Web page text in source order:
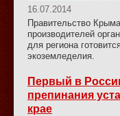
16.07.2014
Правительство
производителей
для региона
экоземледелия.
Первый в
препинания
крае